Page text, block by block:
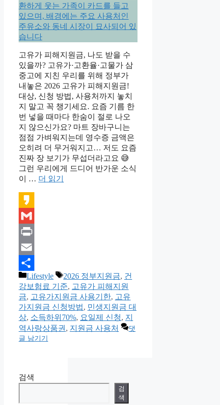
고유가 피해지원금, 나도 받을 수
있을까? 고유가·고환율·고물가 삼
중고에 지친 우리를 위해 정부가
내놓은 2026 고유가 피해지원금!
대상, 신청 방법, 사용처까지 놓치
지 말고 꼭 챙기세요. 요즘 기름 한
번 넣을 때마다 한숨이 절로 나오
지 않으신가요? 마트 장바구니는
점점 가벼워지는데 영수증 금액은
오히려 더 무거워지고… 저도 요즘
진짜 장 보기가 무섭더라고요 😅
그런 우리에게 드디어 반가운 소식
이 … 더 읽기
Kakao
Gmail
Print
Email
Share
카
테
고
리
Lifestyle
태
그
2026 정부지원금, 건
강보험료 기준, 고유가 피해지원
금, 고유가지원금 사용기한, 고유
가지원금 신청방법, 민생지원금 대
상, 소득하위70%, 요일제 신청, 지
역사랑상품권 , 지원금 사용처
댓
글 남기기
검색
검
색